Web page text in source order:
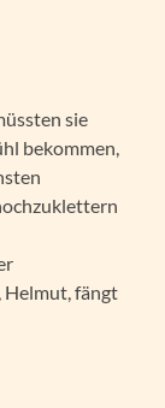
sie
bekommen,
Helmut, fängt